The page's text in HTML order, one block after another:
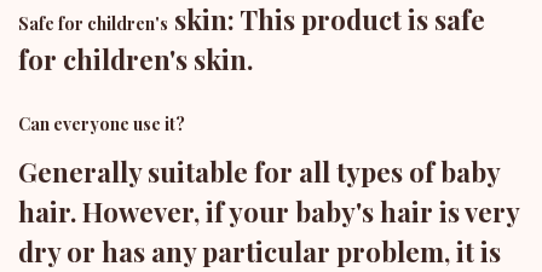
Safe for children's skin: This product is safe
for children's skin.
Can everyone use it?
Generally suitable for all types of baby
hair. However, if your baby's hair is very
dry or has any particular problem, it is